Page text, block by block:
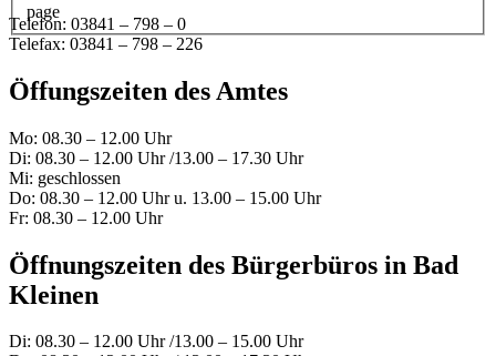
page
Telefon: 03841 – 798 – 0
Telefax: 03841 – 798 – 226
Öffungszeiten des Amtes
Mo: 08.30 – 12.00 Uhr
Di: 08.30 – 12.00 Uhr /13.00 – 17.30 Uhr
Mi: geschlossen
Do: 08.30 – 12.00 Uhr u. 13.00 – 15.00 Uhr
Fr: 08.30 – 12.00 Uhr
Öffnungszeiten des Bürgerbüros in Bad
Kleinen
Di: 08.30 – 12.00 Uhr /13.00 – 15.00 Uhr